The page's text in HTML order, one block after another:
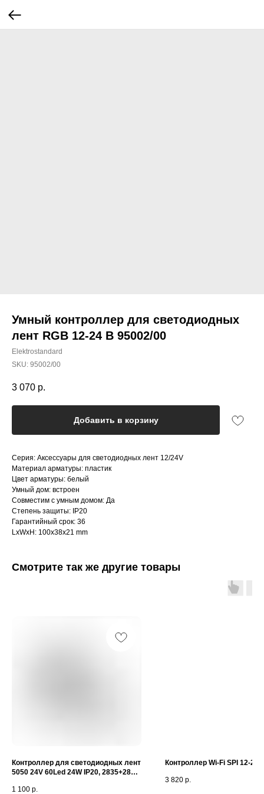
Умный контроллер для светодиодных
лент RGB 12-24 В 95002/00
Elektrostandard
SKU: 95002/00
3 070 р.
Добавить в корзину
Серия: Аксессуары для светодиодных лент 12/24V
Материал арматуры: пластик
Цвет арматуры: белый
Умный дом: встроен
Совместим с умным домом: Да
Степень защиты: IP20
Гарантийный срок: 36
LxWxH: 100x38x21 mm
Смотрите так же другие товары
Контроллер для светодиодных лент
5050 24V 60Led 24W IP20, 2835+2835
1 100 р.
Контроллер Wi-Fi SPI 12-
3 820 р.